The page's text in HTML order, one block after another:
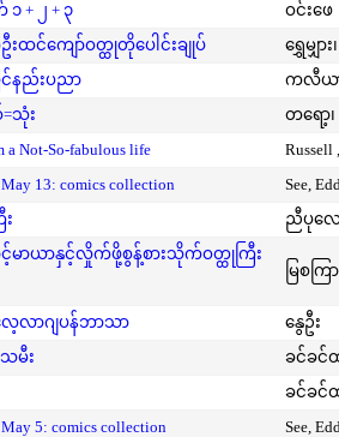
+ ၂ + ၃
ဝင်းဖေ
ထင်ကျော်ဝတ္ထုတိုပေါင်းချုပ်
ရွှေမျှား
နည်းပညာ
ကလီယာ
သုံး
တရော့၊
a Not-So-fabulous life
Russell
13: comics collection
See,
း ညီပုလေ
မာယာနှင့်လှိုက်ဖို့စွန့်စားသိုက်ဝတ္ထုကြီး
မြစကြာ
ာဂျပန်ဘာသာ
နွေဦး
မီး
ခင်ခင်
ခင်ခင်
5: comics collection
See,